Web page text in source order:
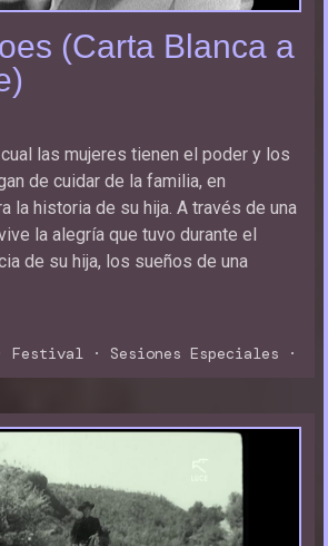
Clausura
(Carta Blanca a
las mujeres tienen el poder y los
de cuidar de la familia, en
la historia de su hija. A través de una
la alegría que tuvo durante el
de su hija, los sueños de una
Festival · Sesiones Especiales ·